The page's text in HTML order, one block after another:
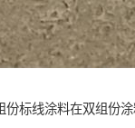
份标线涂料在双组份